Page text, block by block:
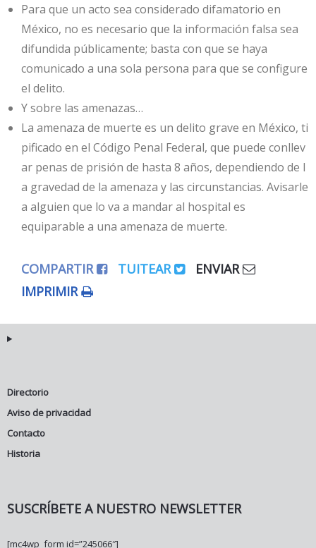
Para que un acto sea considerado difamatorio en
México, no es necesario que la información falsa sea
difundida públicamente; basta con que se haya
comunicado a una sola persona para que se configure
el delito.
Y sobre las amenazas…
La amenaza de muerte es un delito grave en México, ti
pificado en el Código Penal Federal, que puede conllev
ar penas de prisión de hasta 8 años, dependiendo de l
a gravedad de la amenaza y las circunstancias. Avisarle
a alguien que lo va a mandar al hospital es
equiparable a una amenaza de muerte.
COMPARTIR TUITEAR
ENVIAR
IMPRIMIR
Directorio
Aviso de privacidad
Contacto
Historia
SUSCRÍBETE A NUESTRO NEWSLETTER
[mc4wp_form id=”245066″]